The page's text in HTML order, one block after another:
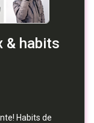
& habits
Habits de